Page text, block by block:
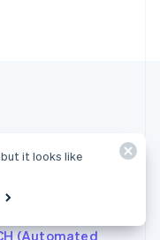
(Automated
but it looks like